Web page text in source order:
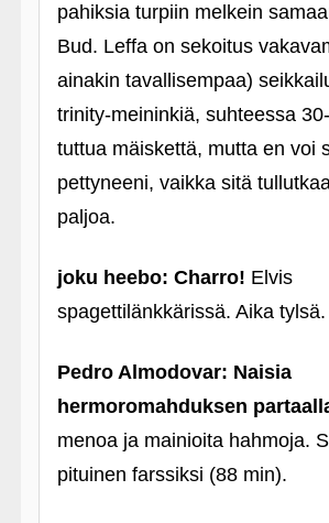
pahiksia turpiin melkein
Bud. Leffa on sekoitus
ainakin tavallisempaa)
trinity-meininkiä, suhteessa
tuttua mäiskettä, mutta en voi
pettyneeni, vaikka sitä
paljoa.
joku heebo: Charro! Elvis
spagettilänkkärissä. Aika tylsä.
Pedro Almodovar: Naisia
hermoromahduksen
menoa ja mainioita hahmoja.
pituinen farssiksi (88 min).